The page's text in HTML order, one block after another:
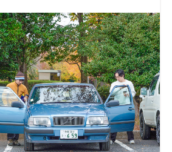
Jimny
スズキ｜Suzuki
ツダ ロードスター｜Mazda Roadster